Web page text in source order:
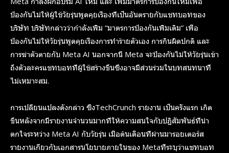
ป้องกันไม่ให้ผู้ใช้วัยรุ่นพูดคุยเรื่องที่เป็นอันตรายกับแชทบอทของ
บริษัท บริษัทกล่าวว่ากำลังเพิ่ม “มาตรการป้องกันเพิ่มเติม” เพื่อ
ป้องกันไม่ให้วัยรุ่นพูดคุยเรื่องการทำร้ายตัวเอง การกินผิดปกติ และ
การฆ่าตัวตายกับ Meta AI นอกจากนี้ Meta จะป้องกันไม่ให้วัยรุ่นเข้า
ถึงตัวละครแชทบอทที่ผู้ใช้สร้างขึ้นซึ่งอาจมีส่วนร่วมในบทสนทนาที่
ไม่เหมาะสม.
การเปลี่ยนแปลงดังกล่าว ซึ่งTechCrunch รายงาน เป็นครั้งแรก เกิด
ขึ้นหลังจากมีรายงานจำนวนมากที่ให้ความสนใจกับปฏิสัมพันธ์ที่น่า
ตกใจระหว่าง Meta AI กับวัยรุ่น เมื่อต้นเดือนที่ผ่านมารอยเตอร์ส
รายงานเกี่ยวกับเอกสารนโยบายภายในของ Metaที่ระบุว่าแชทบอท